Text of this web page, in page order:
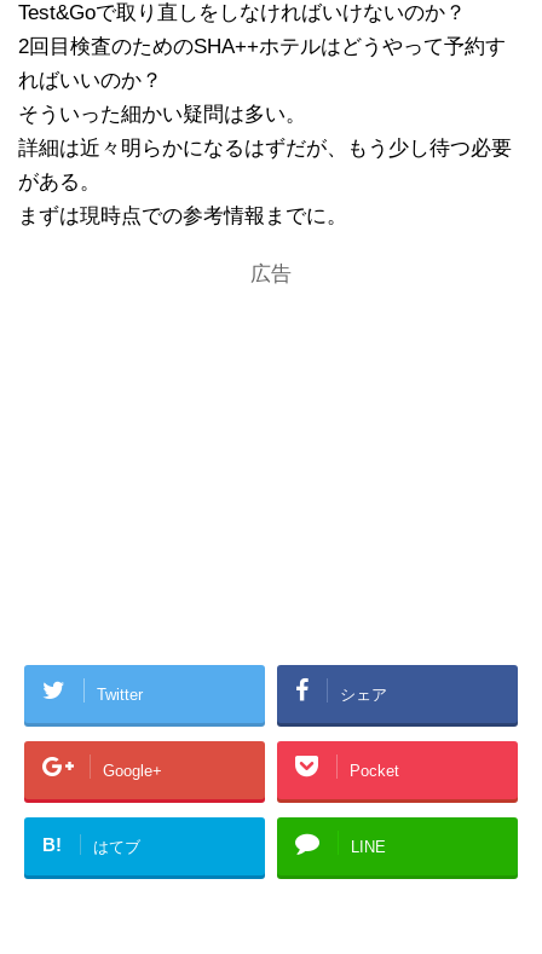
Test&Goで取り直しをしなければいけないのか？
2回目検査のためのSHA++ホテルはどうやって予約す
ればいいのか？
そういった細かい疑問は多い。
詳細は近々明らかになるはずだが、もう少し待つ必要
がある。
まずは現時点での参考情報までに。
広告
Twitter シェア
Google+ Pocket
B! はてブ LINE